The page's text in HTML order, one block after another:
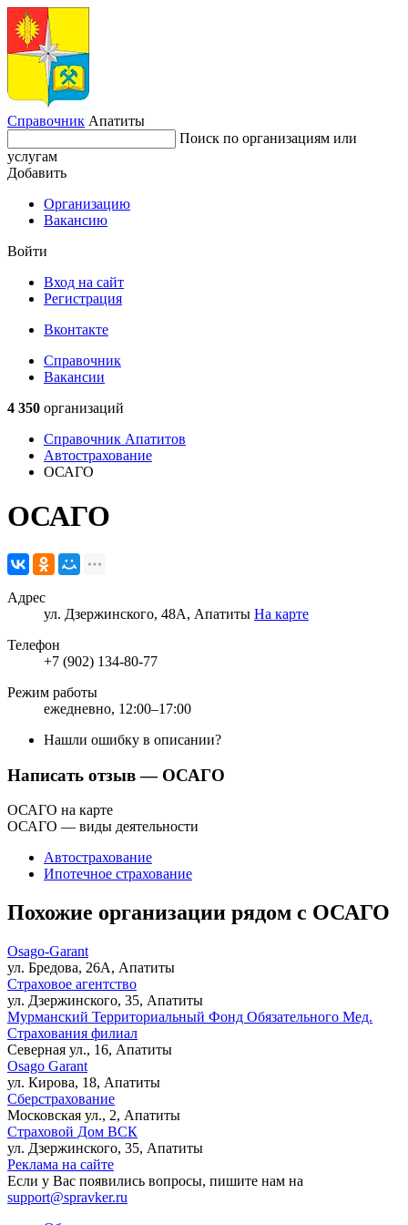
Справочник Апатиты
Поиск по организациям или
услугам
Добавить
Организацию
Вакансию
Войти
Вход на сайт
Регистрация
Вконтакте
Справочник
Вакансии
4 350 организаций
Справочник Апатитов
Автострахование
ОСАГО
ОСАГО
Адрес
ул. Дзержинского, 48А, Апатиты На карте
Телефон
+7 (902) 134-80-77
Режим работы
ежедневно, 12:00–17:00
Нашли ошибку в описании?
Написать отзыв— ОСАГО
ОСАГО на карте
ОСАГО — виды деятельности
Автострахование
Ипотечное страхование
Похожие организации рядом с ОСАГО
Osago-Garant
ул. Бредова, 26А, Апатиты
Страховое агентство
ул. Дзержинского, 35, Апатиты
Мурманский Территориальный Фонд Обязательного Мед.
Страхования филиал
Северная ул., 16, Апатиты
Osago Garant
ул. Кирова, 18, Апатиты
Сберстрахование
Московская ул., 2, Апатиты
Страховой Дом ВСК
ул. Дзержинского, 35, Апатиты
Реклама на сайте
Если у Вас появились вопросы, пишите нам на
support@spravker.ru